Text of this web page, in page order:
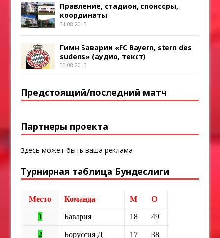
Правление, стадион, спонсоры,
координаты
31.08.2015
Гимн Баварии «FC Bayern, stern des
sudens» (аудио, текст)
30.08.2015
Предстоящий/последний матч
Партнеры проекта
Здесь может быть ваша реклама
Турнирная таблица Бундеслиги
Место Команда М О
1 Бавария 18 49
2 Боруссия Д 17 38